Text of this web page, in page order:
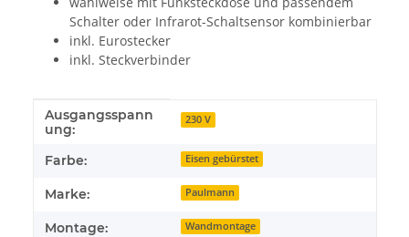
Schalter oder Infrarot-Schaltsensor kombinierbar
inkl. Eurostecker
inkl. Steckverbinder
Produkteigenschaft
Wert
Ausgangsspann
ung:
230 V
Farbe: Eisen gebürstet
Marke: Paulmann
Montage: Wandmontage